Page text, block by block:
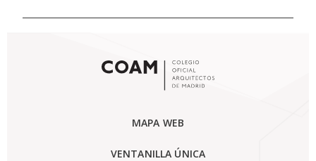
MAPA WEB
VENTANILLA ÚNICA